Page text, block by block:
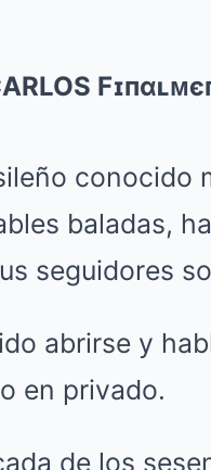
conocido
baladas,
seguidores
abrirse y
en privado.
de los